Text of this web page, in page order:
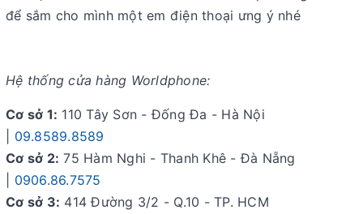
để sắm cho mình một em điện thoại ưng ý nhé
Hệ thống cửa hàng Worldphone:
Cơ sở 1: 110 Tây Sơn - Đống Đa - Hà Nội
09.8589.8589
Cơ sở 2: 75 Hàm Nghi - Thanh Khê - Đà Nẵng
0906.86.7575
Cơ sở 3: 414 Đường 3/2 - Q.10 - TP. HCM